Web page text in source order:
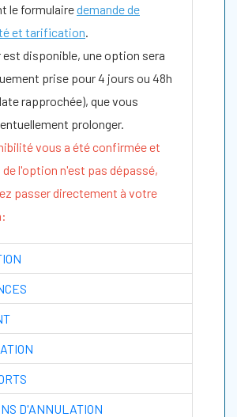
le formulairedemande de
et tarification
est disponible, une option sera
prise pour 4 jours ou 48h
rapprochée), que vous
prolonger.
vous a été confirmée et
de l'option n'est pas dépassé,
passer directement à votre
D'ANNULATION